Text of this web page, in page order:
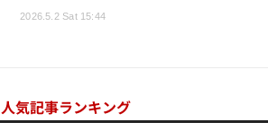
2026.5.2 Sat 15:44
人気記事ランキング